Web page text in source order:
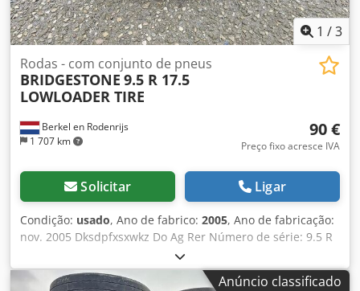
1 /3
Berkel en Rodenrijs
1 707 km
Rodas - com conjunto de pneus
BRIDGESTONE 9.5 R 17.5
LOWLOADER TIRE
90 €
Preço fixo acresce IVA
Solicitar Ligar
Condição: usado, Ano de fabrico: 2005, Ano de fabricação:
nov. 2005 Dksdpfxsxwkz Do Ag Rer Número de série: 9.5 R
17.5 PNEU PARA CARRETA REBAIXADA PNEU PARA CARRETA
REBAIXADA. NO ARO 12 MM
Anúncio classificado